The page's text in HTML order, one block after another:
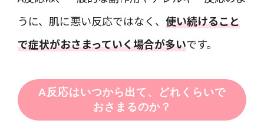
うに、肌に悪い反応ではなく、 使い続けること
で症状がおさまっていく場合が多いです。
A反応はいつから出て、どれくらいで
おさまるのか？